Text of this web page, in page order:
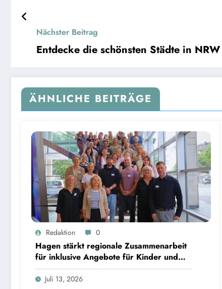
Nächster Beitrag
Entdecke die schönsten Städte in
ÄHNLICHE BEITRÄGE
Redaktion 0
Hagen stärkt regionale Zusammenarbeit
für inklusive Angebote für Kinder und
Jugendliche
Juli 13, 2026